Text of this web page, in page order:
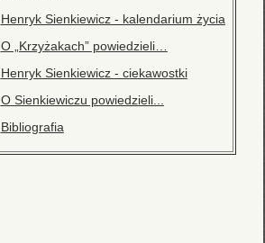
Henryk Sienkiewicz - kalendarium życia
O „Krzyżakach” powiedzieli…
Henryk Sienkiewicz - ciekawostki
O Sienkiewiczu powiedzieli...
Bibliografia